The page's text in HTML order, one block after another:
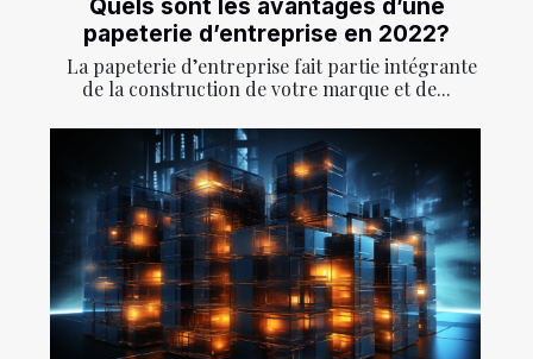
Quels sont les avantages d’une
papeterie d’entreprise en 2022?
La papeterie d’entreprise fait partie intégrante
de la construction de votre marque et de...